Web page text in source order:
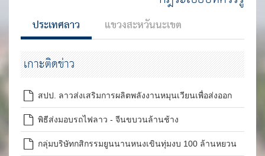
ประเทศลาว แขวงสะหวันนะเขต
เกาะติดข่าว
สปป. ลาวส่งเสริมการผลิตพลังงานหมุนเวียนเพื่อส่งออก
พิธีส่งมอบรถไฟลาว - จีนขบวนล้านช้าง
กลุ่มบริษัทกสิกรรมยูนนานหนงเขินทุ่มงบ 100 ล้านหยวน